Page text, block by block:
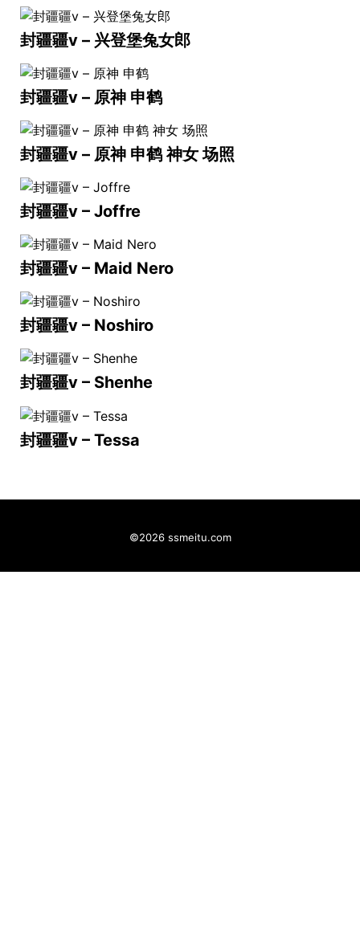
封疆疆v – 兴登堡兔女郎
封疆疆v – 原神 申鹤
封疆疆v – 原神 申鹤 神女 场照
封疆疆v – Joffre
封疆疆v – Maid Nero
封疆疆v – Noshiro
封疆疆v – Shenhe
封疆疆v – Tessa
©2026 ssmeitu.com